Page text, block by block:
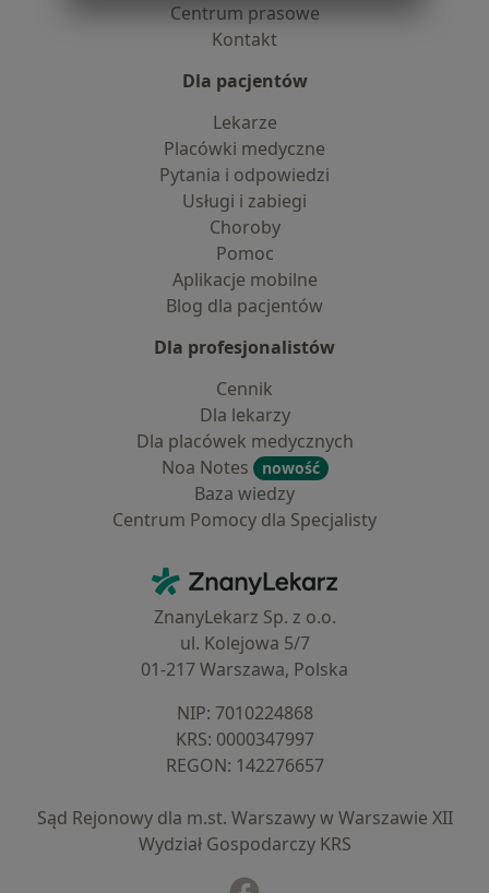
Centrum prasowe
Kontakt
Dla pacjentów
Lekarze
Placówki medyczne
Pytania i odpowiedzi
Usługi i zabiegi
Choroby
Pomoc
Aplikacje mobilne
Blog dla pacjentów
Dla profesjonalistów
Cennik
Dla lekarzy
Dla placówek medycznych
Noa Notes
nowość
Baza wiedzy
Centrum Pomocy dla Specjalisty
ZnanyLekarz - Strona główna
ZnanyLekarz Sp. z o.o.
ul. Kolejowa 5/7
01-217 Warszawa, Polska
NIP: ⁠7010224868
KRS: ⁠0000347997
REGON: ⁠142276657
Sąd Rejonowy dla m.st. Warszawy w Warszawie XII
Wydział Gospodarczy KRS